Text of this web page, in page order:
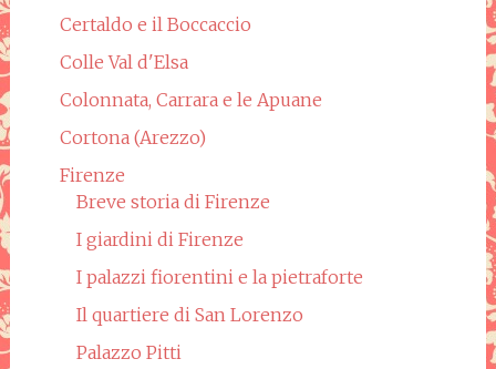
Certaldo e il Boccaccio
Colle Val d'Elsa
Colonnata, Carrara e le Apuane
Cortona (Arezzo)
Firenze
Breve storia di Firenze
I giardini di Firenze
I palazzi fiorentini e la pietraforte
Il quartiere di San Lorenzo
Palazzo Pitti